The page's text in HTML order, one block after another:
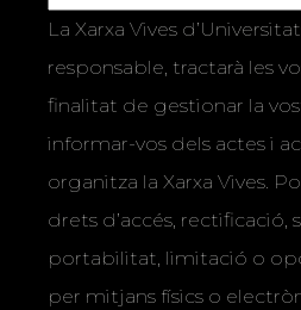
La Xarxa Vives
responsable, tractarà les
finalitat de gestionar la
informar-vos dels actes i
organitza la Xarxa Vives.
drets d’accés, rectificació,
portabilitat, limitació o
per mitjans físics o